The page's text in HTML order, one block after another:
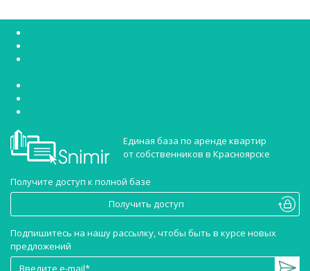
Единая база по аренде квартир
от собственников в Красноярске
Получите доступ к полной базе
Получить доступ
Подпишитесь на нашу рассылку, чтобы быть в курсе новых
предложений